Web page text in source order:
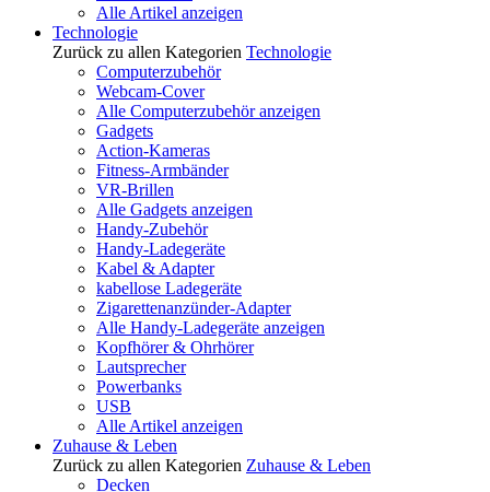
Alle Artikel anzeigen
Technologie
Zurück zu allen Kategorien Technologie
Computerzubehör
Webcam-Cover
Alle Computerzubehör anzeigen
Gadgets
Action-Kameras
Fitness-Armbänder
VR-Brillen
Alle Gadgets anzeigen
Handy-Zubehör
Handy-Ladegeräte
Kabel & Adapter
kabellose Ladegeräte
Zigarettenanzünder-Adapter
Alle Handy-Ladegeräte anzeigen
Kopfhörer & Ohrhörer
Lautsprecher
Powerbanks
USB
Alle Artikel anzeigen
Zuhause & Leben
Zurück zu allen Kategorien Zuhause & Leben
Decken